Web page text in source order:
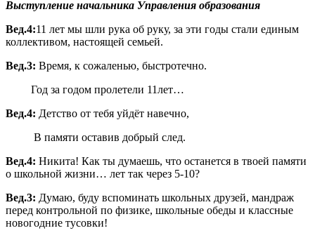
Выступление начальника Управления образования
Вед.4:11 лет мы шли рука об руку, за эти годы стали единым
коллективом, настоящей семьей.
Вед.3: Время, к сожаленью, быстротечно.
Год за годом пролетели 11лет…
Вед.4: Детство от тебя уйдёт навечно,
В памяти оставив добрый след.
Вед.4: Никита! Как ты думаешь, что останется в твоей памяти
о школьной жизни… лет так через 5-10?
Вед.3: Думаю, буду вспоминать школьных друзей, мандраж
перед контрольной по физике, школьные обеды и классные
новогодние тусовки!